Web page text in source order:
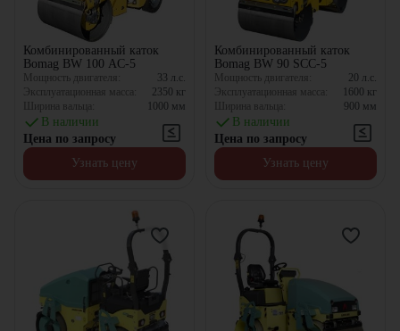
Комбинированный каток
Bomag BW 100 AC-5
Мощность двигателя: 33 л.с.
Эксплуатационная масса:
2350 кг
Ширина вальца:
1000 мм
В наличии
Цена по запросу
Узнать цену
Комбинированный каток
Bomag BW 90 SCC-5
Мощность двигателя: 20 л.с.
Эксплуатационная масса:
1600 кг
Ширина вальца:
900 мм
В наличии
Цена по запросу
Узнать цену